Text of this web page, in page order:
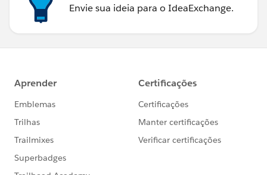
Envie sua ideia para o IdeaExchange.